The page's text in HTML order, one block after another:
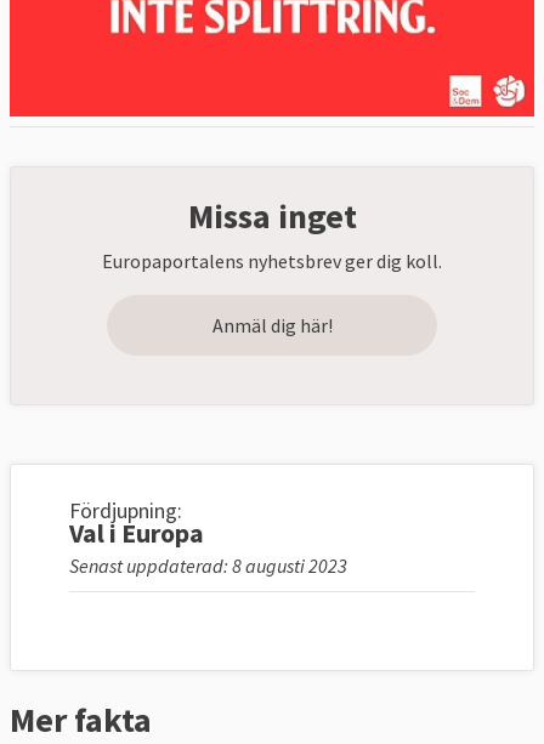
Missa inget
Europaportalens nyhetsbrev ger dig koll.
Anmäl dig här!
Fördjupning:
Val i Europa
Senast uppdaterad: 8 augusti 2023
Mer fakta